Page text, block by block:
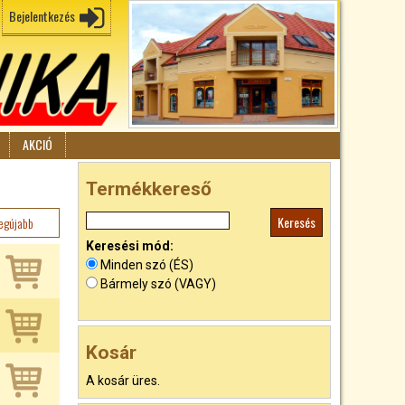
Bejelentkezés
AKCIÓ
Termékkereső
Keresési mód:
Minden szó (ÉS)
Bármely szó (VAGY)
Kosár
A kosár üres.